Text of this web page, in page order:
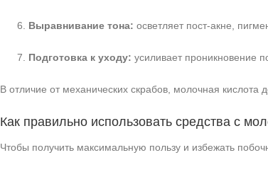
Выравнивание тона: осветляет пост-акне,
Подготовка к уходу: усиливает проникновение
В отличие от механических скрабов, молочная кислота
Как правильно использовать средства с
Чтобы получить максимальную пользу и избежать